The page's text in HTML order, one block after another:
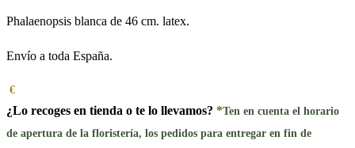
Phalaenopsis blanca de 46 cm. latex.
Envío a toda España.
€
¿Lo recoges en tienda o te lo llevamos? *Ten en cuenta el horario
de apertura de la floristería, los pedidos para entregar en fin de